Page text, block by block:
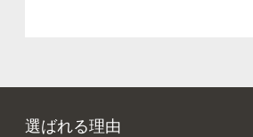
選ばれる理由